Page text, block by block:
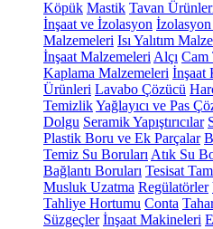
Köpük Mastik Tavan
İnşaat ve İzolasyon
Malzemeleri Isı Yalıtım
İnşaat Malzemeleri Alçı Cam
Kaplama Malzemeleri İnşaat
Ürünleri Lavabo Çözücü
TemizlikYağlayıcı ve Pas
Dolgu Seramik Yapıştırıcılar
Plastik Boru ve Ek Parçalar
Temiz Su Boruları Atık Su
Bağlantı Boruları Tesisat
Musluk Uzatma Regülatörler
Tahliye Hortumu Conta
Süzgeçler İnşaat Makineleri